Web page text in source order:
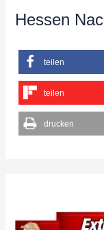
nHessen
teilen
teilen
drucken